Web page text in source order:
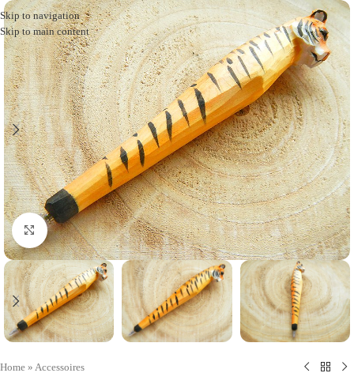
Skip to navigation
Skip to main content
Click to enlarge
Home » Accessoires